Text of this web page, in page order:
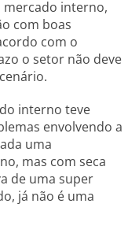
interno,
com boas
com o
o setor não deve
interno teve
envolvendo a
uma
mas com seca
de uma super
já não é uma